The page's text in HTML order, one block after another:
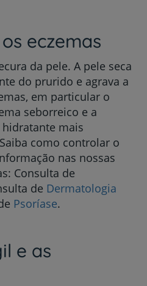
eczemas
da pele. A pele seca
do prurido e agrava a
em particular o
seborreico e a
mais
como controlar o
nas nossas
Consulta de
de Dermatologia
Psoríase.
e as